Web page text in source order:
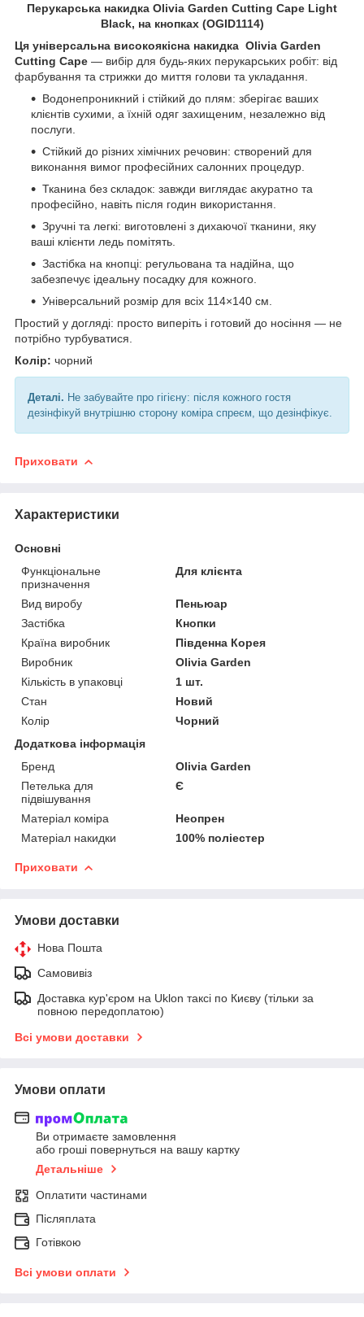
Перукарська накидка Olivia Garden Cutting Cape Light
Black, на кнопках (OGID1114)
Ця універсальна високоякісна накидка Olivia Garden
Cutting Cape — вибір для будь-яких перукарських робіт: від
фарбування та стрижки до миття голови та укладання.
Водонепроникний і стійкий до плям: зберігає ваших
клієнтів сухими, а їхній одяг захищеним, незалежно від
послуги.
Стійкий до різних хімічних речовин: створений для
виконання вимог професійних салонних процедур.
Тканина без складок: завжди виглядає акуратно та
професійно, навіть після годин використання.
Зручні та легкі: виготовлені з дихаючої тканини, яку
ваші клієнти ледь помітять.
Застібка на кнопці: регульована та надійна, що
забезпечує ідеальну посадку для кожного.
Універсальний розмір для всіх 114×140 см.
Простий у догляді: просто виперіть і готовий до носіння — не
потрібно турбуватися.
Колір: чорний
Деталі. Не забувайте про гігієну: після кожного гостя
дезінфікуй внутрішню сторону коміра спреєм, що дезінфікує.
Приховати
Характеристики
Основні
Функціональне
призначення
Для клієнта
Вид виробу
Пеньюар
Застібка
Кнопки
Країна виробник
Південна Корея
Виробник
Olivia Garden
Кількість в упаковці
1 шт.
Стан
Новий
Колір
Чорний
Додаткова інформація
Бренд
Olivia Garden
Петелька для
підвішування
Є
Матеріал коміра
Неопрен
Матеріал накидки
100% поліестер
Приховати
Умови доставки
Нова Пошта
Самовивіз
Доставка кур'єром на Uklon таксі по Києву (тільки за
повною передоплатою)
Всі умови доставки
Умови оплати
Ви отримаєте замовлення
або гроші повернуться на вашу картку
Детальніше
Оплатити частинами
Післяплата
Готівкою
Всі умови оплати